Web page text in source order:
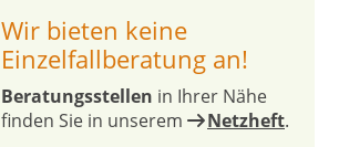
Wir bieten keine
Einzelfallberatung an!
Beratungsstellen in Ihrer Nähe
finden Sie in unserem
Netzheft.